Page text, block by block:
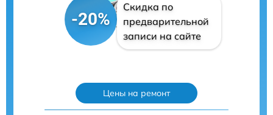
-20%
Скидка по
предварительной
записи на сайте
Цены на ремонт